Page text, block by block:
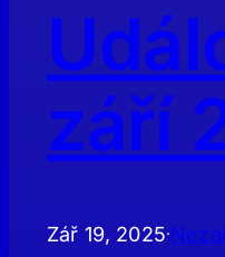
září
Zář 19, 2025·